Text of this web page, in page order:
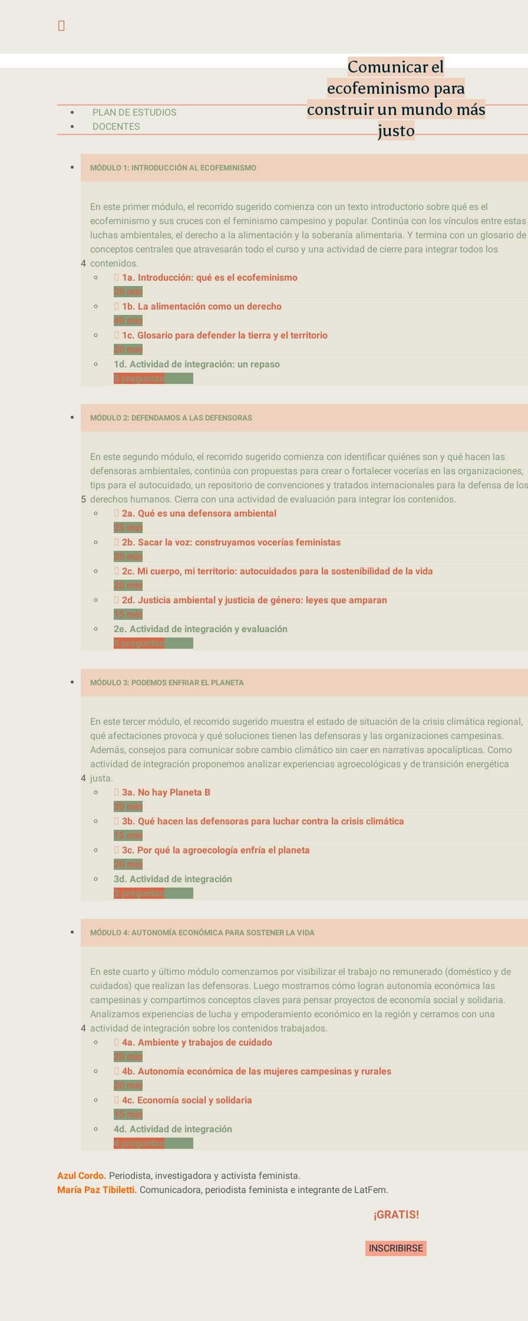
Comunicar el
ecofeminismo para
construir un mundo más
justo
PLAN DE ESTUDIOS
DOCENTES
MÓDULO 1: INTRODUCCIÓN AL ECOFEMINISMO
En este primer módulo, el recorrido sugerido comienza con un texto introductorio sobre qué es el
ecofeminismo y sus cruces con el feminismo campesino y popular. Continúa con los vínculos entre estas
luchas ambientales, el derecho a la alimentación y la soberanía alimentaria. Y termina con un glosario de
conceptos centrales que atravesarán todo el curso y una actividad de cierre para integrar todos los
contenidos.
4
1a. Introducción: qué es el ecofeminismo
20 min
1b. La alimentación como un derecho
40 min
1c. Glosario para defender la tierra y el territorio
20 min
1d. Actividad de integración: un repaso
5 preguntas
MÓDULO 2: DEFENDAMOS A LAS DEFENSORAS
En este segundo módulo, el recorrido sugerido comienza con identificar quiénes son y qué hacen las
defensoras ambientales, continúa con propuestas para crear o fortalecer vocerías en las organizaciones,
tips para el autocuidado, un repositorio de convenciones y tratados internacionales para la defensa de los
derechos humanos. Cierra con una actividad de evaluación para integrar los contenidos.
5
2a. Qué es una defensora ambiental
25 min
2b. Sacar la voz: construyamos vocerías feministas
20 min
2c. Mi cuerpo, mi territorio: autocuidados para la sostenibilidad de la vida
20 min
2d. Justicia ambiental y justicia de género: leyes que amparan
15 min
2e. Actividad de integración y evaluación
5 preguntas
MÓDULO 3: PODEMOS ENFRIAR EL PLANETA
En este tercer módulo, el recorrido sugerido muestra el estado de situación de la crisis climática regional,
qué afectaciones provoca y qué soluciones tienen las defensoras y las organizaciones campesinas.
Además, consejos para comunicar sobre cambio climático sin caer en narrativas apocalípticas. Como
actividad de integración proponemos analizar experiencias agroecológicas y de transición energética
justa.
4
3a. No hay Planeta B
20 min
3b. Qué hacen las defensoras para luchar contra la crisis climática
15 min
3c. Por qué la agroecología enfría el planeta
20 min
3d. Actividad de integración
3 preguntas
MÓDULO 4: AUTONOMÍA ECONÓMICA PARA SOSTENER LA VIDA
En este cuarto y último módulo comenzamos por visibilizar el trabajo no remunerado (doméstico y de
cuidados) que realizan las defensoras. Luego mostramos cómo logran autonomía económica las
campesinas y compartimos conceptos claves para pensar proyectos de economía social y solidaria.
Analizamos experiencias de lucha y empoderamiento económico en la región y cerramos con una
actividad de integración sobre los contenidos trabajados.
4
4a. Ambiente y trabajos de cuidado
20 min
4b. Autonomía económica de las mujeres campesinas y rurales
20 min
4c. Economía social y solidaria
15 min
4d. Actividad de integración
4 preguntas
Azul Cordo. Periodista, investigadora y activista feminista.
María Paz Tibiletti. Comunicadora, periodista feminista e integrante de LatFem.
¡GRATIS!
INSCRIBIRSE